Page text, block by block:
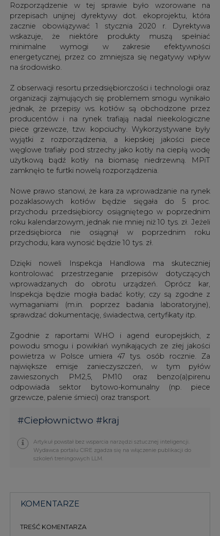
minimalne wymogi w zakresie efektywności
energetycznej, przez co zmniejsza się negatywy wpływ
na środowisko.
Z obserwacji resortu przedsiębiorczości i technologii oraz
organizacji zajmujących się problemem smogu wynikało
jednak, że przepisy ws. kotłów są obchodzone przez
piece grzewcze, tzw. kopciuchy. Wykorzystywane były
wyjątki z rozporządzenia, a kiepskiej jakości piece
węglowe trafiały pod strzechy jako kotły na ciepłą wodę
użytkową bądź kotły na biomasę niedrzewną. MPiT
zamknęło te furtki nowelą rozporządzenia.
Nowe prawo stanowi, że kara za wprowadzanie na rynek
pozaklasowych kotłów będzie sięgała do 5 proc.
przychodu przedsiębiorcy osiągniętego w poprzednim
przedsiębiorca nie osiągnął w poprzednim roku
przychodu, kara wynosić będzie 10 tys. zł.
Dzięki noweli Inspekcja Handlowa ma skuteczniej
kontrolować przestrzeganie przepisów dotyczących
wprowadzanych do obrotu urządzeń. Oprócz kar,
wymaganiami (m.in. poprzez badania laboratoryjne),
sprawdzać dokumentację, świadectwa, certyfikaty itp.
Zgodnie z raportami WHO i agend europejskich, z
powodu smogu i powikłań wynikających ze złej jakości
powietrza w Polsce umiera 47 tys. osób rocznie. Za
zawieszonych PM2,5, PM10 oraz benzo(a)pirenu
odpowiada sektor bytowo-komunalny (np. piece
grzewcze, palenie śmieci) oraz transport.
#Ciepłownictwo kraj
Artykuł powstał bez wsparcia narzędzi sztucznej inteligencji.
szkoleń treningowych LLM.
KOMENTARZE